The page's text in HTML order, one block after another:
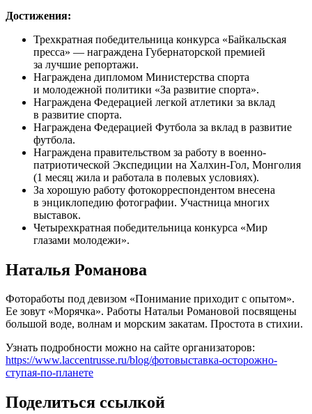
Достижения:
Трехкратная победительница конкурса «Байкальская
пресса» — награждена Губернаторской премией
за лучшие репортажи.
Награждена дипломом Министерства спорта
и молодежной политики «За развитие спорта».
Награждена Федерацией легкой атлетики за вклад
в развитие спорта.
Награждена Федерацией Футбола за вклад в развитие
футбола.
Награждена правительством за работу в военно-
патриотической Экспедиции на Халхин-Гол, Монголия
(1 месяц жила и работала в полевых условиях).
За хорошую работу фотокорреспондентом внесена
в энциклопедию фотографии. Участница многих
выставок.
Четырехкратная победительница конкурса «Мир
глазами молодежи».
Наталья Романова
Фотоработы под девизом «Понимание приходит с опытом».
Ее зовут «Морячка». Работы Натальи Романовой посвящены
большой воде, волнам и морским закатам. Простота в стихии.
Узнать подробности можно на сайте организаторов:
https://www.laccentrusse.ru/blog/фотовыставка-осторожно-
ступая-по-планете
Поделиться ссылкой